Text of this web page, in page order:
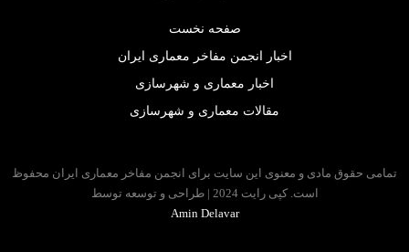
صفحه نخست
اخبار انجمن مفاخر معماری ایران
اخبار معماری و شهرسازی
مقالات معماری و شهرسازی
حقوق مادی و معنوی این سایت برای انجمن مفاخر معماری ایران محفوظ
است. کپی رایت 2024 | طراحی و توسعه توسط
Amin Delavar